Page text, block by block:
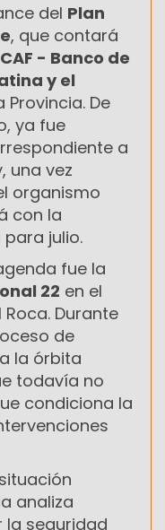
del Plan
, que contará
CAF - Banco de
y el
De
ya fue
a
una vez
organismo
con la
julio.
fue la
22 en el
Durante
de
la órbita
todavía no
condiciona la
analiza
seguridad